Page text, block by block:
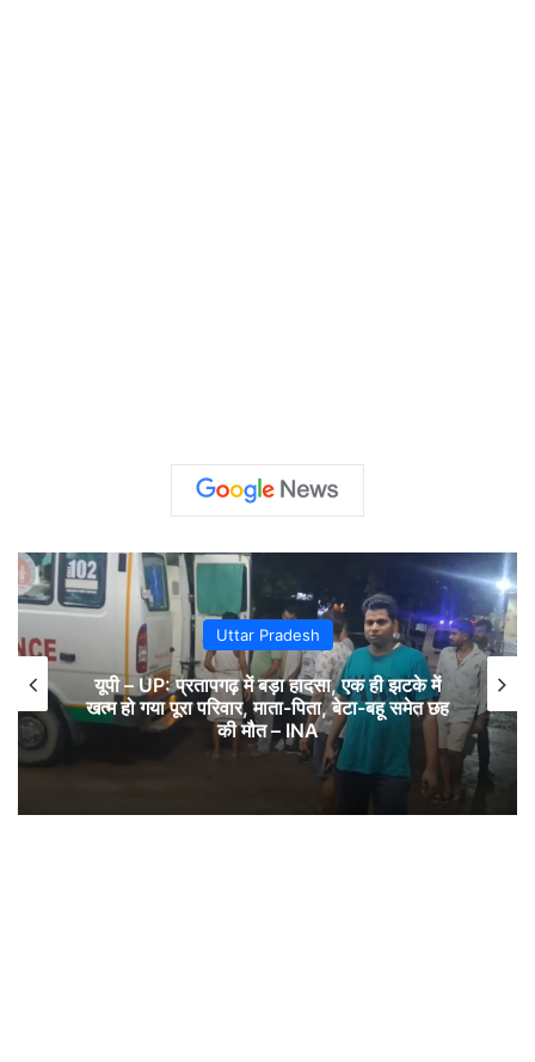
Uttar Pradesh
यूपी – UP: प्रतापगढ़ में बड़ा हादसा, एक ही झटके में
खत्म हो गया पूरा परिवार, माता-पिता, बेटा-बहू समेत छह
की मौत – INA